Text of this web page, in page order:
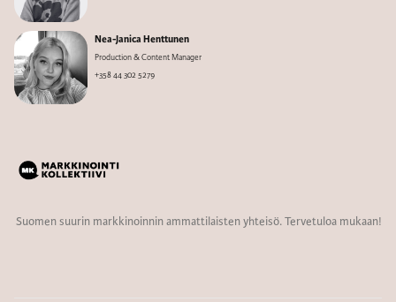
Nea-Janica Henttunen
Production & Content Manager
+358 44 302 5279
Suomen suurin markkinoinnin ammattilaisten yhteisö. Tervetuloa mukaan!